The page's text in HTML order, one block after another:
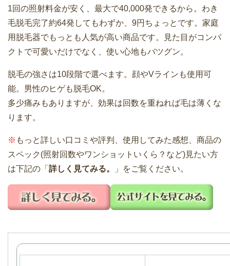
1回の照射料金が安く、最大で40,000発できるから。わき
毛脱毛完了約64発してもわずか、9円ちょっとです。家庭
用脱毛器でもっとも人気が高い商品です。見た目がコンパ
クトで可愛いだけでなく、使い心地もバツグン。
脱毛の強さは10段階で選べます。顔やVラインも使用可
能。男性のヒゲも脱毛OK。
多少痛みもありますが、効果は回数を重ねれば毛は薄くな
ります。
※ もっと詳しい口コミや評判、使用してみた感想、商品の
スペック(照射回数やワンショットいくら？など)見たい方
は下記の「 詳しく見てみる。 」をご覧ください。